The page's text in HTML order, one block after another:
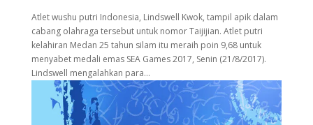
Atlet wushu putri Indonesia, Lindswell Kwok, tampil apik dalam
cabang olahraga tersebut untuk nomor Taijijian. Atlet putri
kelahiran Medan 25 tahun silam itu meraih poin 9,68 untuk
menyabet medali emas SEA Games 2017, Senin (21/8/2017).
Lindswell mengalahkan para...